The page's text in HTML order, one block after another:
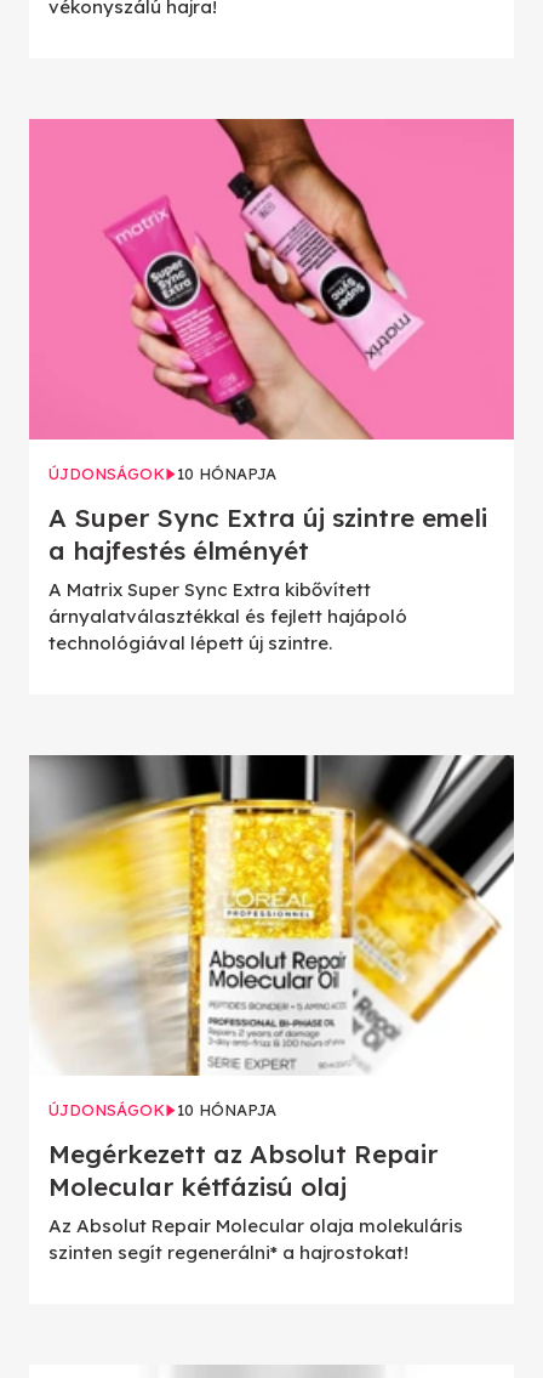
vékonyszálú hajra!
ÚJDONSÁGOK 10 HÓNAPJA
A Super Sync Extra új szintre emeli
a hajfestés élményét
A Matrix Super Sync Extra kibővített
árnyalatválasztékkal és fejlett hajápoló
technológiával lépett új szintre.
ÚJDONSÁGOK 10 HÓNAPJA
Megérkezett az Absolut Repair
Molecular kétfázisú olaj
Az Absolut Repair Molecular olaja molekuláris
szinten segít regenerálni* a hajrostokat!